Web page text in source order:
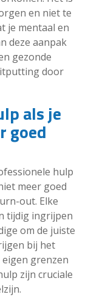
en niet te
je mentaal en
deze aanpak
gezonde
door
als je
goed
hulp
meer goed
out. Elke
tijdig ingrijpen
om de juiste
bij het
grenzen
zijn cruciale